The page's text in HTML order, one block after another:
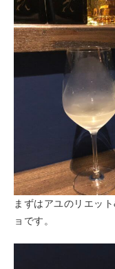
まずはアユのリエッ
ョです。